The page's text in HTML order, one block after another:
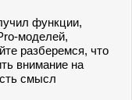
функции,
моделей,
разберемся, что
внимание на
смысл